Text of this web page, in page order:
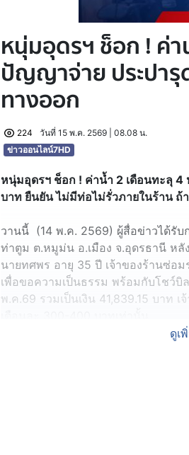
หนุ่มอุดรฯ ช็อก ! ค่
ปัญญาจ่าย ประปารุ
ทางออก
224
วันที่ 15 พ.ค. 2569 | 08.08 น.
ข่าวออนไลน์7HD
หนุ่มอุดรฯ ช็อก ! ค่าน้ำ 2 เดือนทะลุ
บาท ยืนยัน ไม่มีท่อไม่รั่วภายในร้าน ถ้
วานนี้ (14 พ.ค. 2569) ผู้สื่อข่าวได้รับ
ท่าตูม ต.หมูม่น อ.เมือง จ.อุดรธานี ห
นายทศพร อายุ 35 ปี เจ้าของร้านซ่อ
เพื่อขอความเป็นธรรม พร้อมกับโชว์บิ
พ.ค.69 รวมเป็นเงิน 41,839.15 บาท
ดูเ